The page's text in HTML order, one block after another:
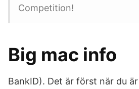
Competition!
Big mac info
BankID). Det är först när du